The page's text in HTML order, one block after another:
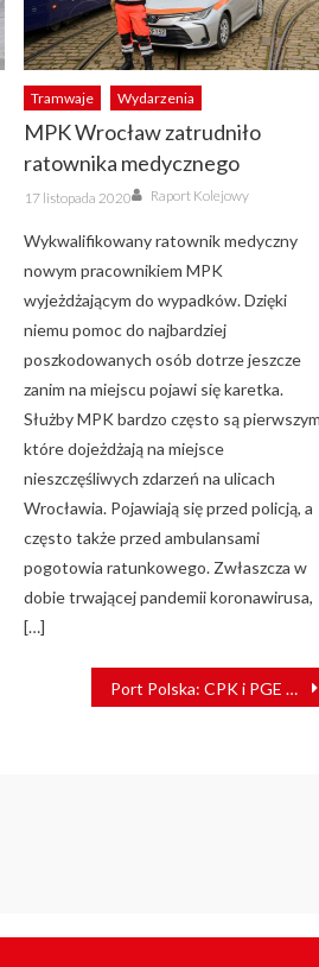
Tramwaje Wydarzenia
MPK Wrocław zatrudniło
ratownika medycznego
Posted
on
17 listopada 2020 Author
Raport Kolejowy
Wykwalifikowany ratownik medyczny
nowym pracownikiem MPK
wyjeżdżającym do wypadków. Dzięki
niemu pomoc do najbardziej
poszkodowanych osób dotrze jeszcze
zanim na miejscu pojawi się karetka.
Służby MPK bardzo często są
które dojeżdżają na miejsce
nieszczęśliwych zdarzeń na ulicach
Wrocławia. Pojawiają się przed policją, a
często także przed ambulansami
pogotowia ratunkowego. Zwłaszcza w
dobie trwającej pandemii koronawirusa,
[…]
Port Polska: CPK i PGE Energetyka Kolejowa podpisują kluczowe porozumienia